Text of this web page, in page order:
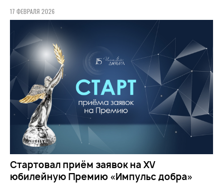
17 ФЕВРАЛЯ 2026
Стартовал приём заявок на XV
юбилейную Премию «Импульс добра»